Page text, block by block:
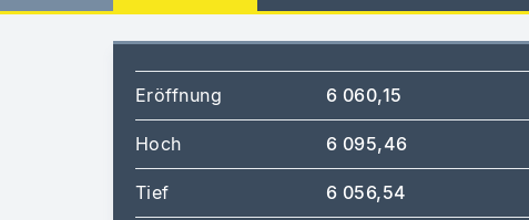
Eröffnung 6 060,15
Hoch 6 095,46
Tief 6 056,54